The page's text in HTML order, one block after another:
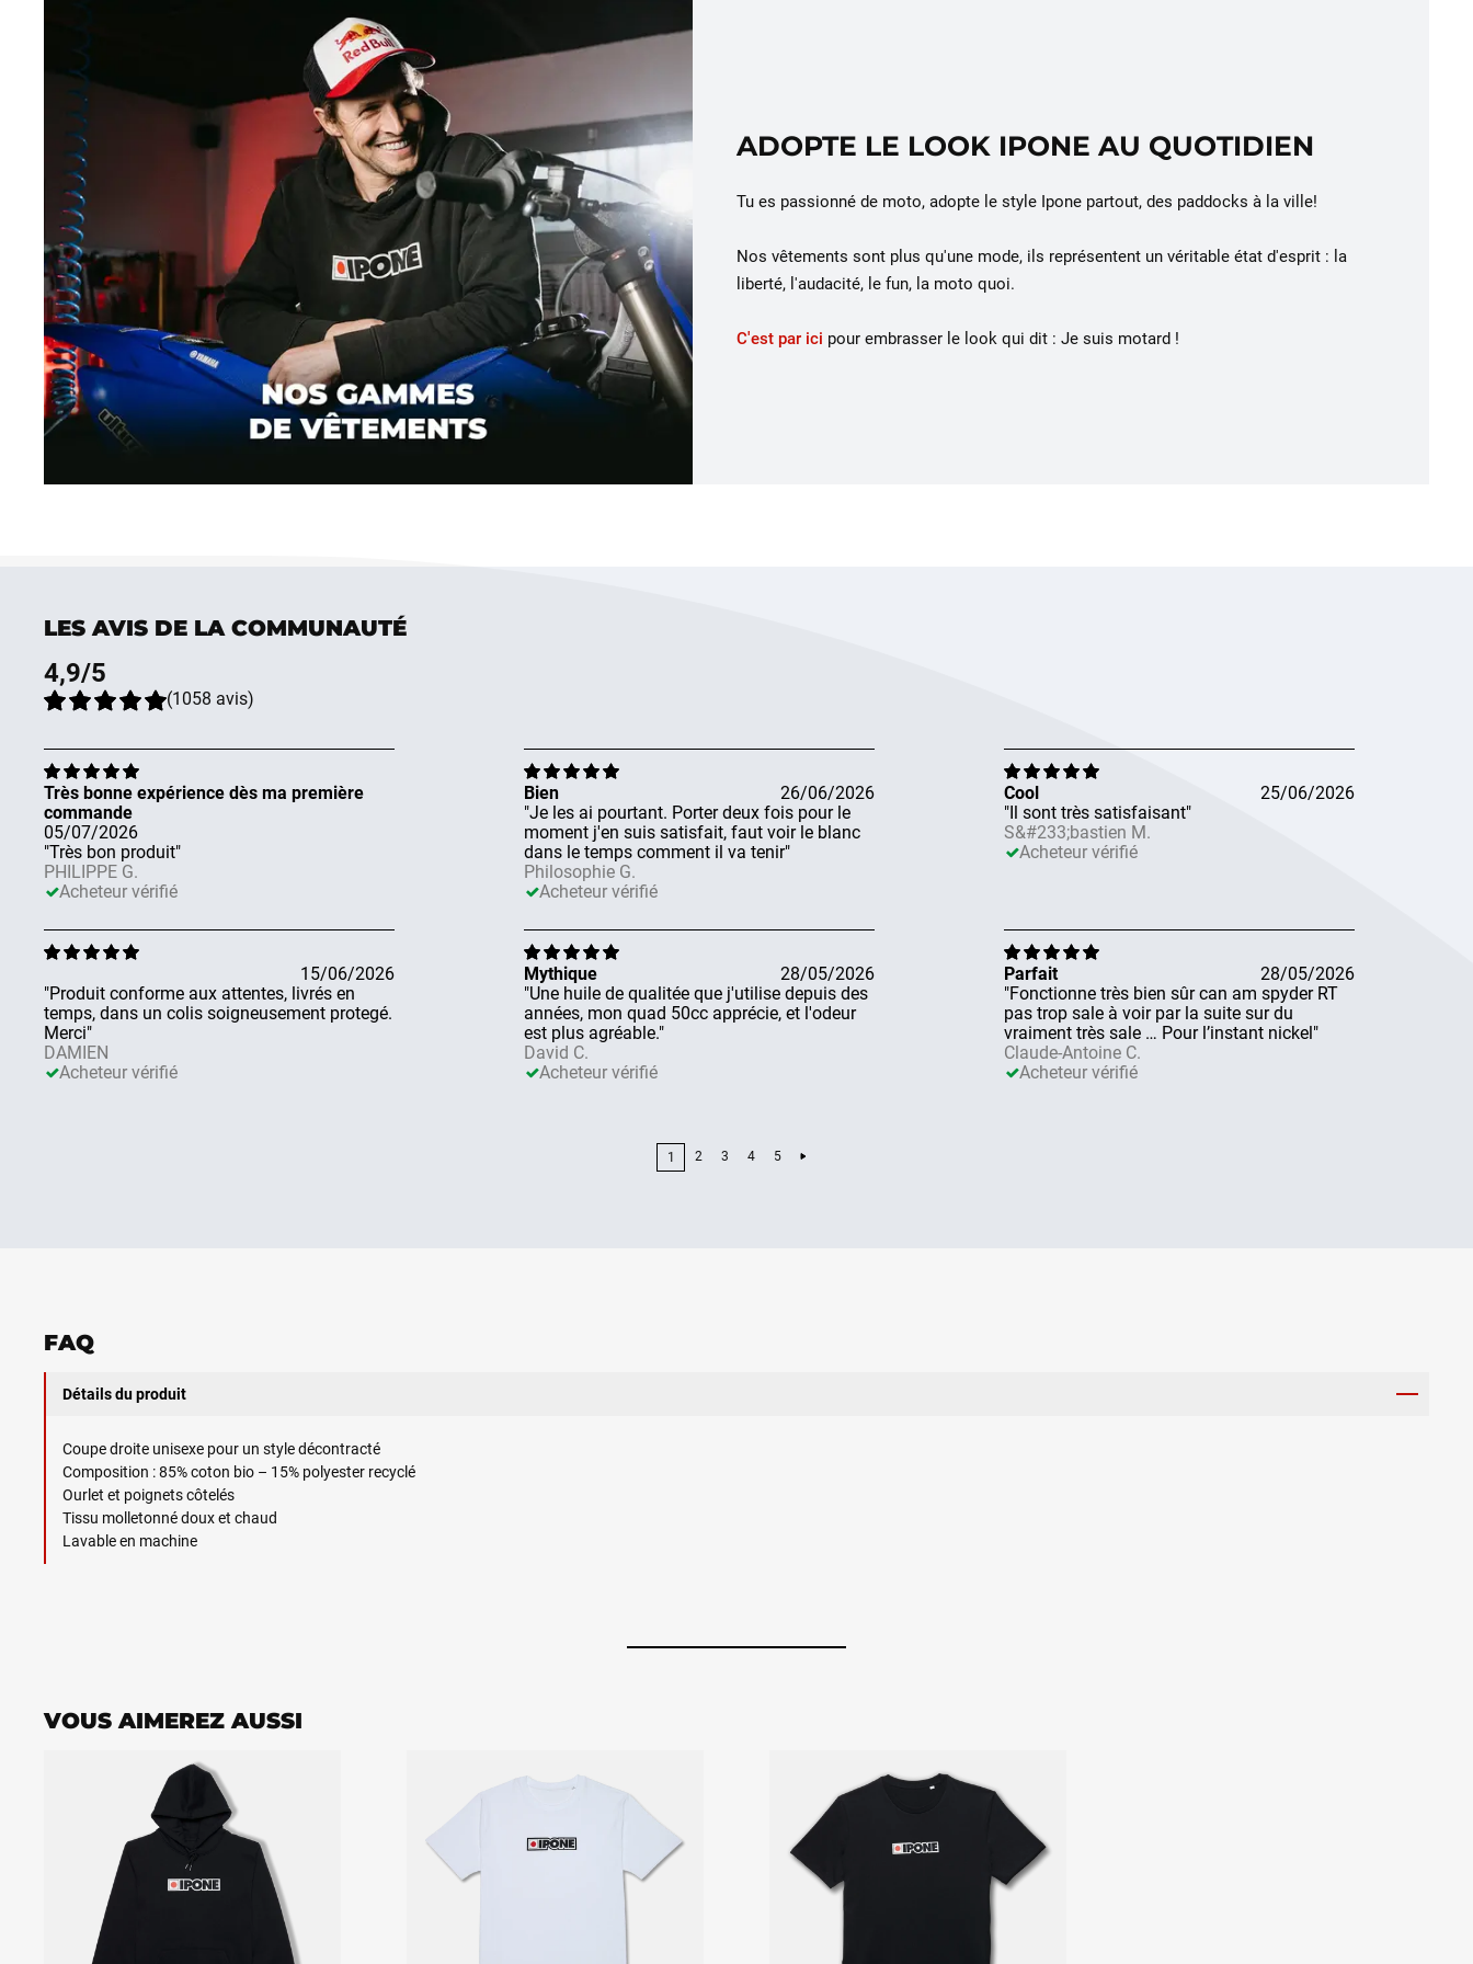
ADOPTE LE LOOK IPONE AU QUOTIDIEN
Tu es passionné de moto, adopte le style Ipone partout, des paddocks à la ville!
Nos vêtements sont plus qu'une mode, ils représentent un véritable état d'esprit : la
liberté, l'audacité, le fun, la moto quoi.
C'est par ici pour embrasser le look qui dit : Je suis motard !
LES AVIS DE LA COMMUNAUTÉ
4,9/5
(1058 avis)
Très bonne expérience dès ma première
commande
05/07/2026
"Très bon produit"
PHILIPPE G.
Acheteur vérifié
Bien
26/06/2026
"Je les ai pourtant. Porter deux fois pour le
moment j'en suis satisfait, faut voir le blanc
dans le temps comment il va tenir"
Philosophie G.
Acheteur vérifié
Cool
25/06/2026
"Il sont très satisfaisant"
S&#233;bastien M.
Acheteur vérifié
15/06/2026
"Produit conforme aux attentes, livrés en
temps, dans un colis soigneusement protegé.
Merci"
DAMIEN
Acheteur vérifié
Mythique
28/05/2026
"Une huile de qualitée que j'utilise depuis des
années, mon quad 50cc apprécie, et l'odeur
est plus agréable."
David C.
Acheteur vérifié
Parfait
28/05/2026
"Fonctionne très bien sûr can am spyder RT
pas trop sale à voir par la suite sur du
vraiment très sale … Pour l’instant nickel"
Claude-Antoine C.
Acheteur vérifié
1 2 3 4 5
FAQ
Détails du produit
Coupe droite unisexe pour un style décontracté
Composition : 85% coton bio – 15% polyester recyclé
Ourlet et poignets côtelés
Tissu molletonné doux et chaud
Lavable en machine
VOUS AIMEREZ AUSSI